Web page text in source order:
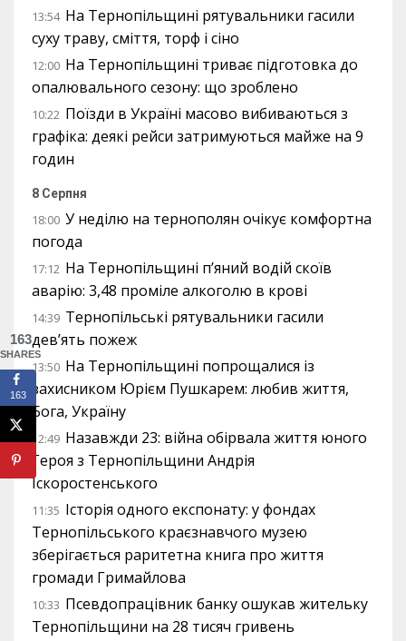
13:54 На Тернопільщині рятувальники гасили
суху траву, сміття, торф і сіно
12:00 На Тернопільщині триває підготовка до
опалювального сезону: що зроблено
10:22 Поїзди в Україні масово вибиваються з
графіка: деякі рейси затримуються майже на 9
годин
8 Серпня
18:00 У неділю на тернополян очікує комфортна
погода
17:12 На Тернопільщині п’яний водій скоїв
аварію: 3,48 проміле алкоголю в крові
14:39 Тернопільські рятувальники гасили
дев’ять пожеж
13:50 На Тернопільщині попрощалися із
захисником Юрієм Пушкарем: любив життя,
Бога, Україну
12:49 Назавжди 23: війна обірвала життя юного
Героя з Тернопільщини Андрія
Іскоростенського
11:35 Історія одного експонату: у фондах
Тернопільського краєзнавчого музею
зберігається раритетна книга про життя
громади Гримайлова
10:33 Псевдопрацівник банку ошукав жительку
Тернопільщини на 28 тисяч гривень
163
SHARES
163